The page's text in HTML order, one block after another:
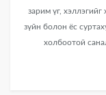
зарим үг, хэллэгийг
зүйн болон ёс
холбоотой